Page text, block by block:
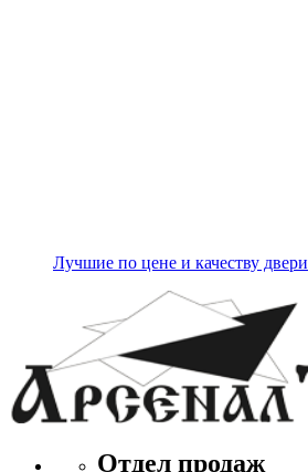
Лучшие по цене и качеству двери
Отдел продаж